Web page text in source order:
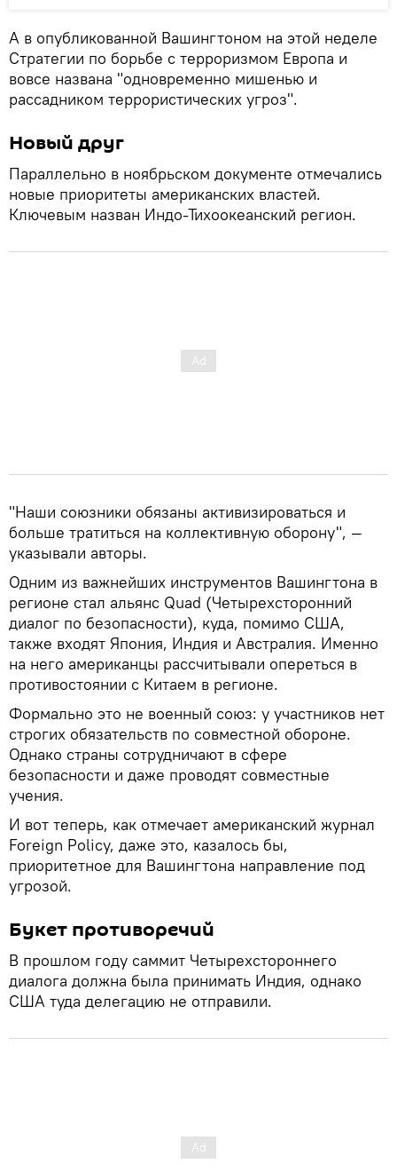
А в опубликованной Вашингтоном на этой неделе
Стратегии по борьбе с терроризмом Европа и
вовсе названа "одновременно мишенью и
рассадником террористических угроз".
Новый друг
Параллельно в ноябрьском документе отмечались
новые приоритеты американских властей.
Ключевым назван Индо-Тихоокеанский регион.
"Наши союзники обязаны активизироваться и
больше тратиться на коллективную оборону", —
указывали авторы.
Одним из важнейших инструментов Вашингтона в
регионе стал альянс Quad (Четырехсторонний
диалог по безопасности), куда, помимо США,
также входят Япония, Индия и Австралия. Именно
на него американцы рассчитывали опереться в
противостоянии с Китаем в регионе.
Формально это не военный союз: у участников нет
строгих обязательств по совместной обороне.
Однако страны сотрудничают в сфере
безопасности и даже проводят совместные
учения.
И вот теперь, как отмечает американский журнал
Foreign Policy, даже это, казалось бы,
приоритетное для Вашингтона направление под
угрозой.
Букет противоречий
В прошлом году саммит Четырехстороннего
диалога должна была принимать Индия, однако
США туда делегацию не отправили.